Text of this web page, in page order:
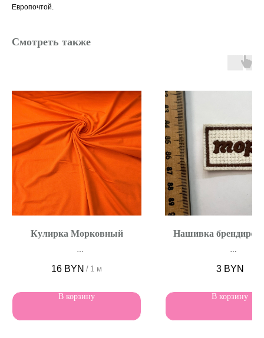
Европочтой.
Смотреть также
Кулирка Морковный
16 BYN / 1 м
В корзину
Нашивка
3 BYN
В корзину